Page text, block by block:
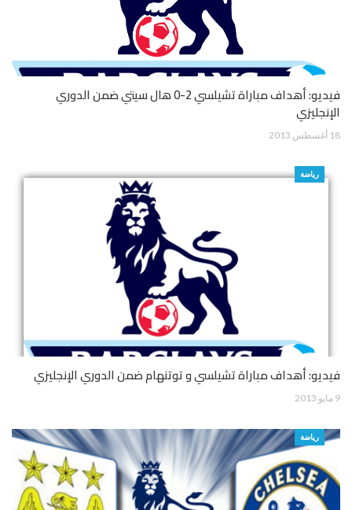
فيديو: أهداف مباراة تشيلسي 2-0 هال سيتي ضمن الدوري
الإنجليزي
18 أغسطس 2013
رياضة
فيديو: أهداف مباراة تشيلسي و توتنهام ضمن الدوري الإنجليزي
9 مايو 2013
رياضة